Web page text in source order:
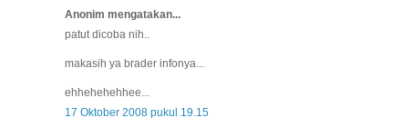
Anonim mengatakan...
patut dicoba nih..
makasih ya brader infonya...
ehhehehehhee...
17 Oktober 2008 pukul 19.15